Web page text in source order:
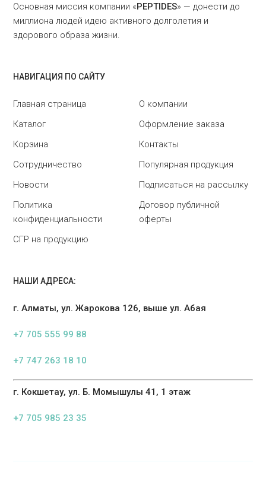
Основная миссия компании «PEPTIDES» — донести до
миллиона людей идею активного долголетия и
здорового образа жизни.
НАВИГАЦИЯ ПО САЙТУ
Главная страница
О компании
Каталог
Оформление заказа
Корзина
Контакты
Сотрудничество
Популярная продукция
Новости
Подписаться на рассылку
Политика
конфиденциальности
Договор публичной
оферты
СГР на продукцию
НАШИ АДРЕСА:
г. Алматы, ул. Жарокова 126, выше ул. Абая
+7 705 555 99 88
+7 747 263 18 10
г. Кокшетау, ул. Б. Момышулы 41, 1 этаж
+7 705 985 23 35